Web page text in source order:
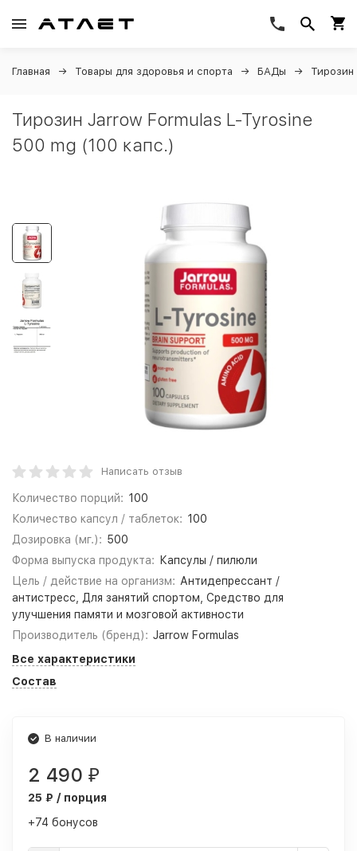
Главная Товары для здоровья и спорта БАДы Тирозин
Тирозин Jarrow Formulas L-Tyrosine
500 mg (100 капс.)
Написать отзыв
Количество порций: 100
Количество капсул / таблеток: 100
Дозировка (мг.): 500
Форма выпуска продукта:
Капсулы / пилюли
Цель / действие на организм: Антидепрессант /
антистресс, Для занятий спортом, Средство для
улучшения памяти и мозговой активности
Производитель (бренд): Jarrow Formulas
Все характеристики
Состав
В наличии
2 490 ₽
25 ₽ / порция
+74 бонусов